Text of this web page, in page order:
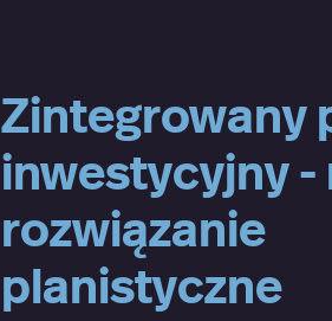
Zintegrowany
inwestycyjny -
rozwiązanie
planistyczne